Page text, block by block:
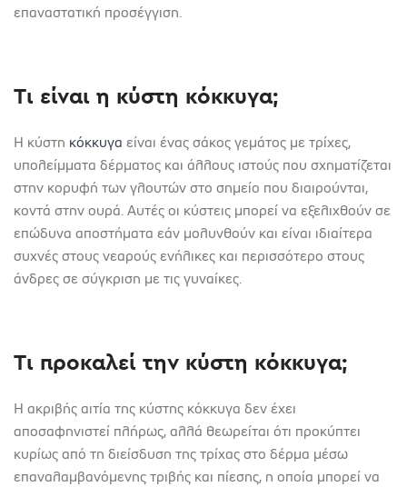
επαναστατική προσέγγιση.
Τι είναι η κύστη κόκκυγα;
Η κύστη κόκκυγα είναι ένας σάκος γεμάτος με τρίχες,
υπολείμματα δέρματος και άλλους ιστούς που σχηματίζεται
στην κορυφή των γλουτών στο σημείο που διαιρούνται,
κοντά στην ουρά. Αυτές οι κύστεις μπορεί να εξελιχθούν σε
επώδυνα αποστήματα εάν μολυνθούν και είναι ιδιαίτερα
συχνές στους νεαρούς ενήλικες και περισσότερο στους
άνδρες σε σύγκριση με τις γυναίκες.
Τι προκαλεί την κύστη κόκκυγα;
Η ακριβής αιτία της κύστης κόκκυγα δεν έχει
αποσαφηνιστεί πλήρως, αλλά θεωρείται ότι προκύπτει
κυρίως από τη διείσδυση της τρίχας στο δέρμα μέσω
επαναλαμβανόμενης τριβής και πίεσης, η οποία μπορεί να